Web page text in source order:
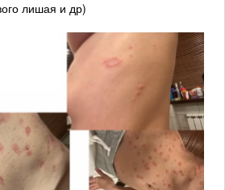
лишая и др)